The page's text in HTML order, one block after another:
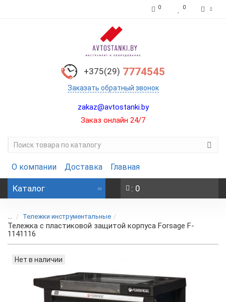
0 0
+375(29) 7774545
Заказать обратный звонок
zakaz@avtostanki.by
Заказ онлайн 24/7
О компании Доставка Главная
Каталог : 0
... Тележки инструментальные
Тележка с пластиковой защитой корпуса Forsage F-
1141116
Нет в наличии